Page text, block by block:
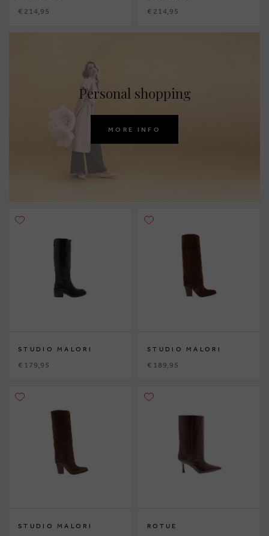
€ 214,95 € 214,95
Personal shopping
MORE INFO
STUDIO MALORI
€ 179,95
STUDIO MALORI
€ 189,95
STUDIO MALORI ROTUE